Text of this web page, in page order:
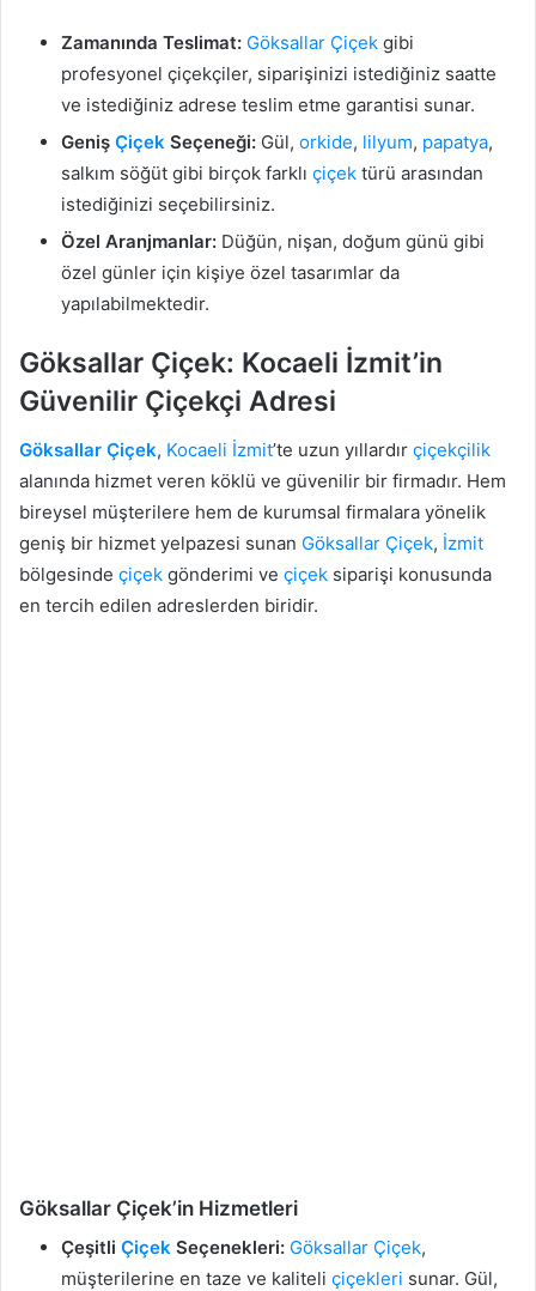
Zamanında Teslimat: Göksallar Çiçek gibi
profesyonel çiçekçiler, siparişinizi istediğiniz saatte
ve istediğiniz adrese teslim etme garantisi sunar.
Geniş Çiçek Seçeneği: Gül, orkide, lilyum, papatya,
salkım söğüt gibi birçok farklı çiçek türü arasından
istediğinizi seçebilirsiniz.
Özel Aranjmanlar: Düğün, nişan, doğum günü gibi
özel günler için kişiye özel tasarımlar da
yapılabilmektedir.
Göksallar Çiçek: Kocaeli İzmit’in
Güvenilir Çiçekçi Adresi
Göksallar Çiçek, Kocaeli İzmit’te uzun yıllardır çiçekçilik
alanında hizmet veren köklü ve güvenilir bir firmadır. Hem
bireysel müşterilere hem de kurumsal firmalara yönelik
geniş bir hizmet yelpazesi sunan Göksallar Çiçek, İzmit
bölgesinde çiçek gönderimi ve çiçek siparişi konusunda
en tercih edilen adreslerden biridir.
Göksallar Çiçek’in Hizmetleri
Çeşitli Çiçek Seçenekleri: Göksallar Çiçek,
müşterilerine en taze ve kaliteli çiçekleri sunar. Gül,